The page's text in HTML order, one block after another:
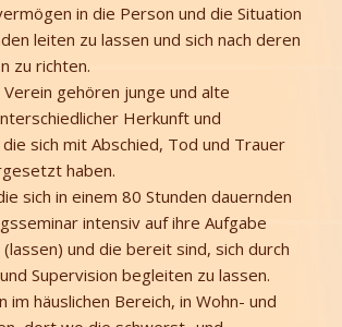
in die Person und die Situation
leiten zu lassen und sich nach deren
zu richten.
gehören junge und alte
Herkunft und
sich mit Abschied, Tod und Trauer
haben.
sich in einem 80 Stunden dauernden
intensiv auf ihre Aufgabe
und die bereit sind, sich durch
Supervision begleiten zu lassen.
im häuslichen Bereich, in Wohn- und